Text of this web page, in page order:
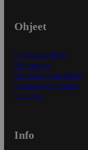
Ohjeet
Ensitilaajan ohjeet
Näin maksat
Näin tilaat ja muokkaat
Kaikki ohjeet ja vinkit
In English
Info